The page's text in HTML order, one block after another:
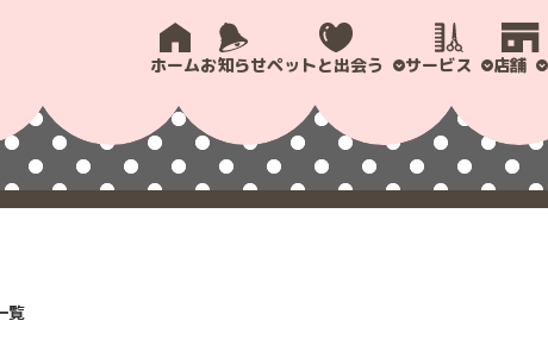
ホームお知らせペットと出会う サービス 店舗
覧